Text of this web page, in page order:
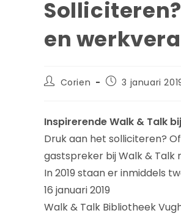
en
Corien 3 januari
Inspirerende Walk & Talk
Druk aan het solliciteren?
gastspreker bij Walk &
In 2019 staan er inmiddels
16 januari 2019
Walk & Talk Bibliotheek